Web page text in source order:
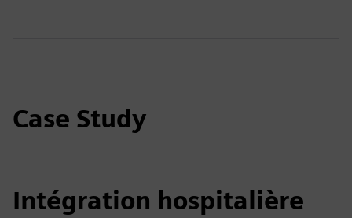
Case Study
Intégration hospitalière